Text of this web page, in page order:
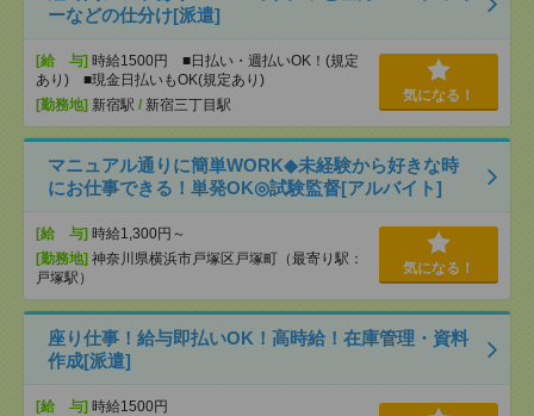
ーなどの仕分け[派遣]
[給 与] 時給1500円 ■日払い・週払いOK！(規定
あり) ■現金日払いもOK(規定あり)
[勤務地] 新宿駅 / 新宿三丁目駅
気になる！
マニュアル通りに簡単WORK◆未経験から好きな時
にお仕事できる！単発OK◎試験監督[アルバイト]
[給 与] 時給1,300円～
[勤務地] 神奈川県横浜市戸塚区戸塚町（最寄り駅：
戸塚駅）
気になる！
座り仕事！給与即払いOK！高時給！在庫管理・資料
作成[派遣]
[給 与] 時給1500円